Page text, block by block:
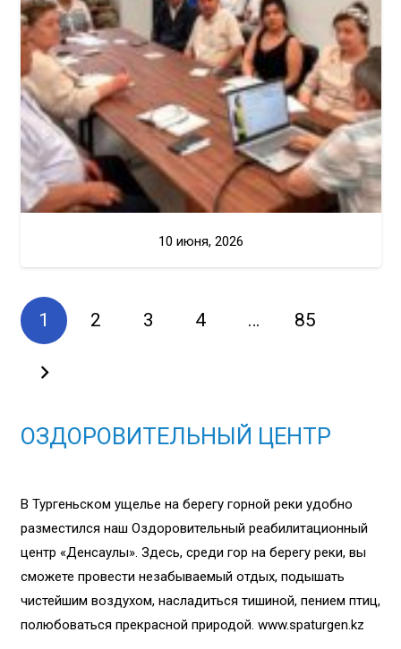
10 июня, 2026
1 2 3 4 … 85
ОЗДОРОВИТЕЛЬНЫЙ ЦЕНТР
В Тургеньском ущелье на берегу горной реки удобно
разместился наш Оздоровительный реабилитационный
центр «Денсаулық». Здесь, среди гор на берегу реки, вы
сможете провести незабываемый отдых, подышать
чистейшим воздухом, насладиться тишиной, пением птиц,
полюбоваться прекрасной природой. www.spaturgen.kz